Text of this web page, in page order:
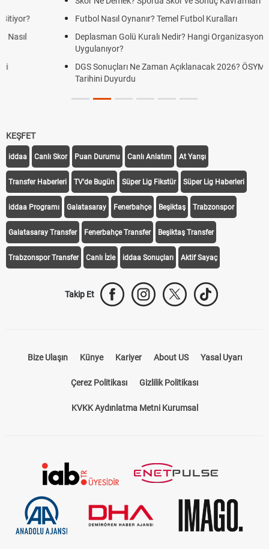
Futbol Nasıl Oynanır? Temel Futbol Kuralları
Deplasman Golü Kuralı Nedir? Hangi Organizasyonlarda
DGS Sonuçları Ne Zaman Açıklanacak 2026? ÖSYM Sonuç
Tarihini Duyurdu
KEŞFET
iddaa Canlı Skor Puan Durumu Canlı Anlatım At Yarışı
Transfer Haberleri TV'de Bugün Süper Lig Fikstür Süper Lig Haberleri
iddaa Programı Galatasaray Fenerbahçe Beşiktaş Trabzonspor
Galatasaray Transfer Fenerbahçe Transfer Beşiktaş Transfer
Trabzonspor Transfer Canlı İzle iddaa Sonuçları Aktif Sayaç
Takip Et
Bize Ulaşın Künye Kariyer About US Yasal Uyarı
Çerez Politikası Gizlilik Politikası
KVKK Aydınlatma Metni Kurumsal